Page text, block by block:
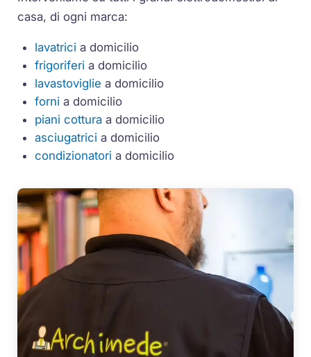
casa, di ogni marca:
lavatrici a domicilio
frigoriferi a domicilio
lavastoviglie a domicilio
forni a domicilio
piani cottura a domicilio
asciugatrici a domicilio
condizionatori a domicilio